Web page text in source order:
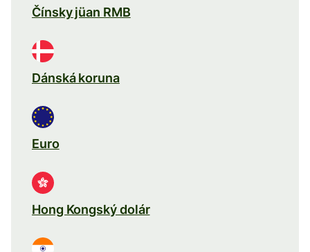
Čínsky jüan RMB
Dánská koruna
Euro
Hong Kongský dolár